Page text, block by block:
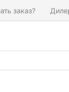
заказ?